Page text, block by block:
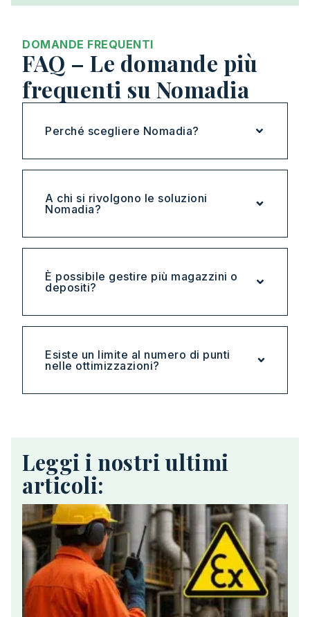
DOMANDE FREQUENTI
FAQ – Le domande più
frequenti su Nomadia
Perché scegliere Nomadia?
A chi si rivolgono le soluzioni
Nomadia?
È possibile gestire più magazzini o
depositi?
Esiste un limite al numero di punti
nelle ottimizzazioni?
Leggi i nostri ultimi
articoli: